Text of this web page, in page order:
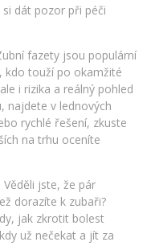
dát pozor při péči
fazety jsou populární
kdo touží po okamžité
i rizika a reálný pohled
najdete v lednových
rychlé řešení, zkuste
na trhu oceníte
jste, že pár
dorazíte k zubaři?
jak zkrotit bolest
už nečekat a jít za